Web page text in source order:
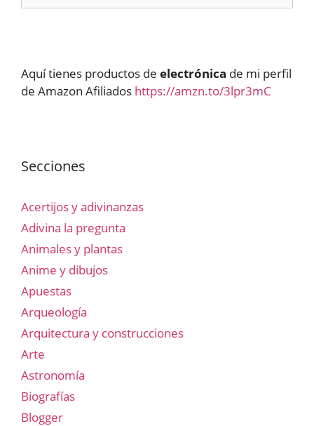
Aquí tienes productos de electrónica de mi perfil
de Amazon Afiliados https://amzn.to/3lpr3mC
Secciones
Acertijos y adivinanzas
Adivina la pregunta
Animales y plantas
Anime y dibujos
Apuestas
Arqueología
Arquitectura y construcciones
Arte
Astronomía
Biografías
Blogger